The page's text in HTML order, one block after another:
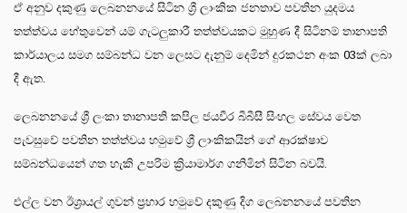
ඒ අනුව දකුණු ලෙබනනයේ සිටින ශ්‍රී ලාංකික ජනතාව පවතින යුදමය
තත්ත්වය හේතුවෙන් යම් ගැටලුකාරී තත්ත්වයකට මුහුණ දී සිටිනම් තානාපති
කාර්යාලය සමග සම්බන්ධ වන ලෙසට දැනුම් දෙමින් දුරකථන අංක 03ක් ලබා
දී ඇත.
ලෙබනනයේ ශ්‍රී ලංකා තානාපති කපිල ජයවීර බීබීසී සිංහල සේවය වෙත
පැවසුවේ පවතින තත්ත්වය හමුවේ ශ්‍රී ලාංකිකයින් ගේ ආරක්ෂාව
සම්බන්ධයෙන් ගත හැකි උපරිම ක්‍රියාමාර්ග ගනිමින් සිටින බවයි.
එල්ල වන ඊශ්‍රායල් ගුවන් ප්‍රහාර හමුවේ දකුණු දිග ලෙබනනයේ පවතින